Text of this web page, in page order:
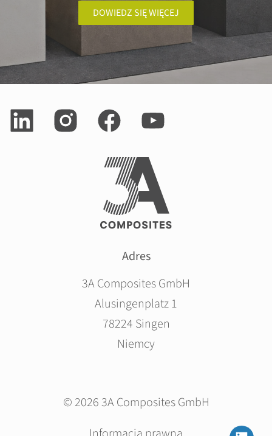
DOWIEDZ SIĘ WIĘCEJ
Adres
3A Composites GmbH
Alusingenplatz 1
78224 Singen
Niemcy
© 2026 3A Composites GmbH